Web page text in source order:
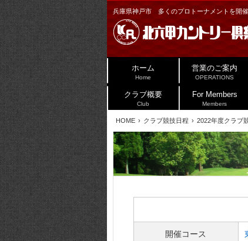
兵庫県神戸市 多くのプロトーナメントを開
ホーム
Home
営業のご案内
OPERATIONS
クラブ概要
Club
For Members
Members
HOME クラブ競技日程 2022年度クラブ
開催コース